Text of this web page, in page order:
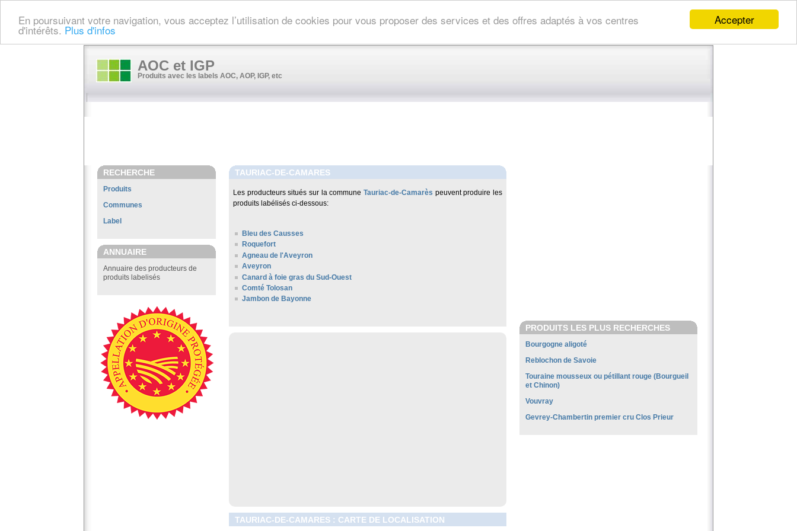
Accepter
En poursuivant votre navigation, vous acceptez l’utilisation de cookies pour vous proposer des services et des offres adaptés à vos centres
d'intérêts. Plus d'infos
AOC et IGP
Produits avec les labels AOC, AOP, IGP, etc
RECHERCHE
Produits
Communes
Label
ANNUAIRE
Annuaire des producteurs de
produits labelisés
TAURIAC-DE-CAMARES
Les producteurs situés sur la commune Tauriac-de-Camarès peuvent produire les
produits labélisés ci-dessous:
Bleu des Causses
Roquefort
Agneau de l'Aveyron
Aveyron
Canard à foie gras du Sud-Ouest
Comté Tolosan
Jambon de Bayonne
TAURIAC-DE-CAMARES : CARTE DE LOCALISATION
PRODUITS LES PLUS RECHERCHES
Bourgogne aligoté
Reblochon de Savoie
Touraine mousseux ou pétillant rouge (Bourgueil
et Chinon)
Vouvray
Gevrey-Chambertin premier cru Clos Prieur